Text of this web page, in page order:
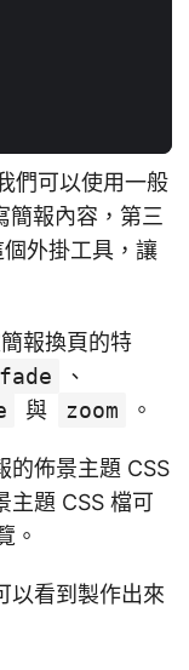
們可以使用一般
簡報內容，第三
外掛工具，讓
報換頁的特
fade
、
與 zoom 。
的佈景主題 CSS
主題 CSS 檔可
。
以看到製作出來